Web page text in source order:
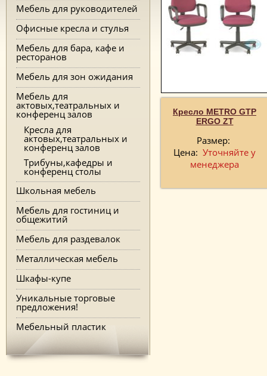
Мебель для руководителей
Офисные кресла и стулья
Мебель для бара, кафе и
ресторанов
Мебель для зон ожидания
Мебель для
актовых,театральных и
конференц залов
Кресла для
актовых,театральных и
конференц залов
Трибуны,кафедры и
конференц столы
Школьная мебель
Мебель для гостиниц и
общежитий
Мебель для раздевалок
Металлическая мебель
Шкафы-купе
Уникальные торговые
предложения!
Мебельный пластик
Кресло METRO GTP
ERGO ZT
Размер:
Цена: Уточняйте у
менеджера